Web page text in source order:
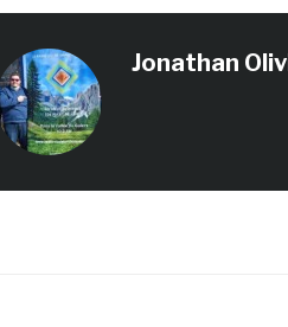
Jonathan